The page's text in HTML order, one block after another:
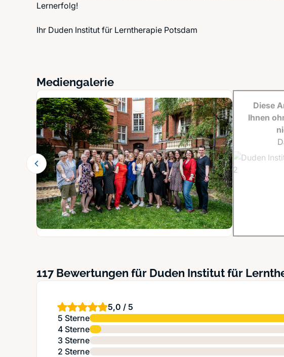
Lernerfolg!
Ihr Duden Institut für Lerntherapie Potsdam
Mediengalerie
Diese
Ihnen
117 Bewertungen für Duden Institut für
5,0 / 5
5 Sterne
4 Sterne
3 Sterne
2 Sterne